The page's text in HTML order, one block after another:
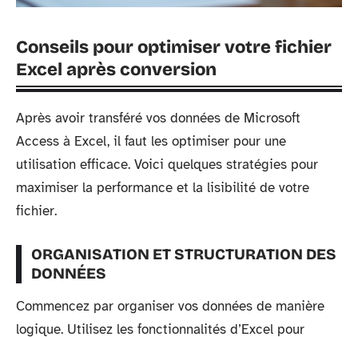
Conseils pour optimiser votre fichier
Excel après conversion
Après avoir transféré vos données de Microsoft
Access à Excel, il faut les optimiser pour une
utilisation efficace. Voici quelques stratégies pour
maximiser la performance et la lisibilité de votre
fichier.
ORGANISATION ET STRUCTURATION DES
DONNÉES
Commencez par organiser vos données de manière
logique. Utilisez les fonctionnalités d’Excel pour